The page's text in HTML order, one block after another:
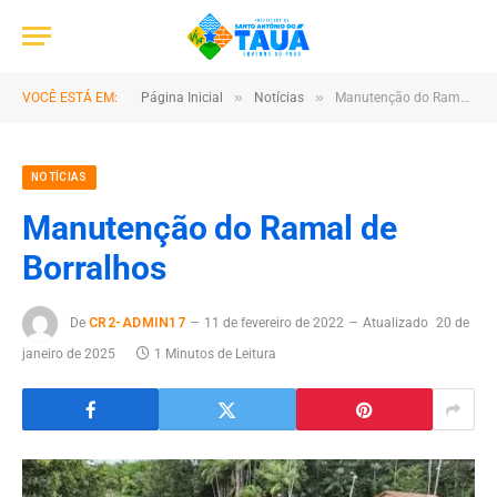
VOCÊ ESTÁ EM: Página Inicial » Notícias » Manutenção do Ramal de Borralhos
NOTÍCIAS
Manutenção do Ramal de
Borralhos
De CR2-ADMIN17 11 de fevereiro de 2022 Atualizado 20 de
janeiro de 2025
1 Minutos de Leitura